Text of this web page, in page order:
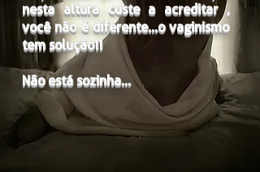
nesta altura custe a acreditar ,
você não é diferente...o vaginismo
tem solução!!
Não está sozinha...